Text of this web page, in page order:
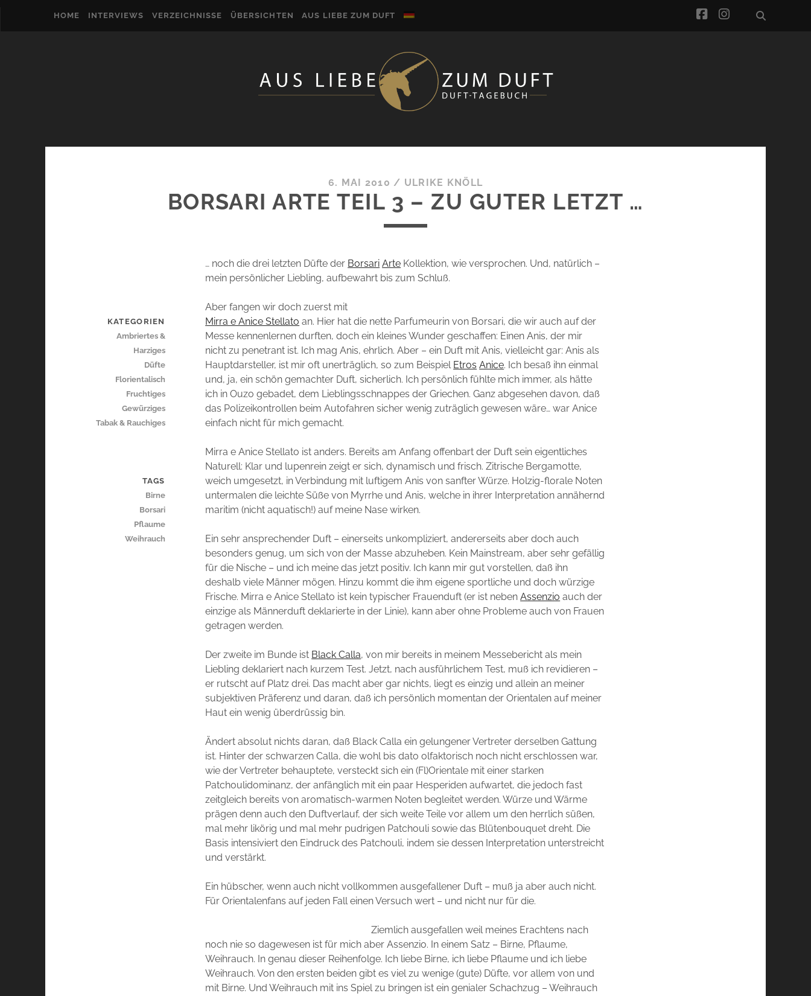
HOME INTERVIEWS VERZEICHNISSE ÜBERSICHTEN AUS LIEBE ZUM DUFT facebook
instagram
6. MAI 2010 / ULRIKE KNÖLL
BORSARI ARTE TEIL 3 – ZU GUTER LETZT …
… noch die drei letzten Düfte der Borsari Arte Kollektion, wie versprochen. Und, natürlich –
mein persönlicher Liebling, aufbewahrt bis zum Schluß.
Aber fangen wir doch zuerst mit
Mirra e Anice Stellato an. Hier hat die nette Parfumeurin von Borsari, die wir auch auf der
Messe kennenlernen durften, doch ein kleines Wunder geschaffen: Einen Anis, der mir
nicht zu penetrant ist. Ich mag Anis, ehrlich. Aber – ein Duft mit Anis, vielleicht gar: Anis als
Hauptdarsteller, ist mir oft unerträglich, so zum Beispiel Etros Anice. Ich besaß ihn einmal
und, ja, ein schön gemachter Duft, sicherlich. Ich persönlich fühlte mich immer, als hätte
ich in Ouzo gebadet, dem Lieblingsschnappes der Griechen. Ganz abgesehen davon, daß
das Polizeikontrollen beim Autofahren sicher wenig zuträglich gewesen wäre… war Anice
einfach nicht für mich gemacht.
Mirra e Anice Stellato ist anders. Bereits am Anfang offenbart der Duft sein eigentliches
Naturell: Klar und lupenrein zeigt er sich, dynamisch und frisch. Zitrische Bergamotte,
weich umgesetzt, in Verbindung mit luftigem Anis von sanfter Würze. Holzig-florale Noten
untermalen die leichte Süße von Myrrhe und Anis, welche in ihrer Interpretation annähernd
maritim (nicht aquatisch!) auf meine Nase wirken.
Ein sehr ansprechender Duft – einerseits unkompliziert, andererseits aber doch auch
besonders genug, um sich von der Masse abzuheben. Kein Mainstream, aber sehr gefällig
für die Nische – und ich meine das jetzt positiv. Ich kann mir gut vorstellen, daß ihn
deshalb viele Männer mögen. Hinzu kommt die ihm eigene sportliche und doch würzige
Frische. Mirra e Anice Stellato ist kein typischer Frauenduft (er ist nebenAssenzio auch der
einzige als Männerduft deklarierte in der Linie), kann aber ohne Probleme auch von Frauen
getragen werden.
Der zweite im Bunde ist Black Calla, von mir bereits in meinem Messebericht als mein
Liebling deklariert nach kurzem Test. Jetzt, nach ausführlichem Test, muß ich revidieren –
er rutscht auf Platz drei. Das macht aber gar nichts, liegt es einzig und allein an meiner
subjektiven Präferenz und daran, daß ich persönlich momentan der Orientalen auf meiner
Haut ein wenig überdrüssig bin.
Ändert absolut nichts daran, daß Black Calla ein gelungener Vertreter derselben Gattung
ist. Hinter der schwarzen Calla, die wohl bis dato olfaktorisch noch nicht erschlossen war,
wie der Vertreter behauptete, versteckt sich ein (Fl)Orientale mit einer starken
Patchoulidominanz, der anfänglich mit ein paar Hesperiden aufwartet, die jedoch fast
zeitgleich bereits von aromatisch-warmen Noten begleitet werden. Würze und Wärme
prägen denn auch den Duftverlauf, der sich weite Teile vor allem um den herrlich süßen,
mal mehr likörig und mal mehr pudrigen Patchouli sowie das Blütenbouquet dreht. Die
Basis intensiviert den Eindruck des Patchouli, indem sie dessen Interpretation unterstreicht
und verstärkt.
Ein hübscher, wenn auch nicht vollkommen ausgefallener Duft – muß ja aber auch nicht.
Für Orientalenfans auf jeden Fall einen Versuch wert – und nicht nur für die.
Ziemlich ausgefallen weil meines Erachtens nach
noch nie so dagewesen ist für mich aber Assenzio. In einem Satz – Birne, Pflaume,
Weihrauch. In genau dieser Reihenfolge. Ich liebe Birne, ich liebe Pflaume und ich liebe
Weihrauch. Von den ersten beiden gibt es viel zu wenige (gute) Düfte, vor allem von und
mit Birne. Und Weihrauch mit ins Spiel zu bringen ist ein genialer Schachzug – Weihrauch
KATEGORIEN
Ambriertes &
Harziges
Düfte
Florientalisch
Fruchtiges
Gewürziges
Tabak & Rauchiges
TAGS
Birne
Borsari
Pflaume
Weihrauch